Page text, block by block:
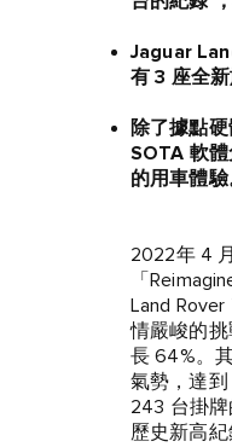
Jaguar
有 3 座全新
除了據點
SOTA 軟
的用車體驗
2022年 4
「
Land
情嚴峻的
長 64%。
氣勢，達
243 台掛牌
歷史新高紀